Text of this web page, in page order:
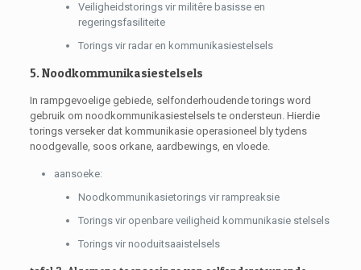
Veiligheidstorings vir militêre basisse en
regeringsfasiliteite
Torings vir radar en kommunikasiestelsels
5. Noodkommunikasiestelsels
In rampgevoelige gebiede, selfonderhoudende torings word
gebruik om noodkommunikasiestelsels te ondersteun. Hierdie
torings verseker dat kommunikasie operasioneel bly tydens
noodgevalle, soos orkane, aardbewings, en vloede.
aansoeke:
Noodkommunikasietorings vir rampreaksie
Torings vir openbare veiligheid kommunikasie stelsels
Torings vir nooduitsaaistelsels